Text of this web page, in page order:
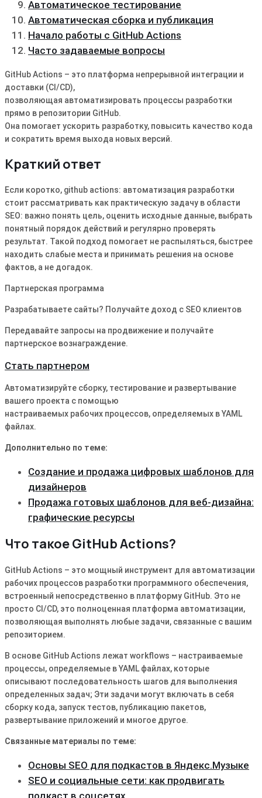
Автоматическое тестирование
Автоматическая сборка и публикация
Начало работы с GitHub Actions
Часто задаваемые вопросы
GitHub Actions – это платформа непрерывной интеграции и
доставки (CI/CD),
позволяющая автоматизировать процессы разработки
прямо в репозитории GitHub.
Она помогает ускорить разработку, повысить качество кода
и сократить время выхода новых версий.
Краткий ответ
Если коротко, github actions: автоматизация разработки
стоит рассматривать как практическую задачу в области
SEO: важно понять цель, оценить исходные данные, выбрать
понятный порядок действий и регулярно проверять
результат. Такой подход помогает не распыляться, быстрее
находить слабые места и принимать решения на основе
фактов, а не догадок.
Партнерская программа
Разрабатываете сайты? Получайте доход с SEO клиентов
Передавайте запросы на продвижение и получайте
партнерское вознаграждение.
Стать партнером
Автоматизируйте сборку, тестирование и развертывание
вашего проекта с помощью
настраиваемых рабочих процессов, определяемых в YAML
файлах.
Дополнительно по теме:
Создание и продажа цифровых шаблонов для
дизайнеров
Продажа готовых шаблонов для веб-дизайна:
графические ресурсы
Что такое GitHub Actions?
GitHub Actions – это мощный инструмент для автоматизации
рабочих процессов разработки программного обеспечения,
встроенный непосредственно в платформу GitHub. Это не
просто CI/CD, это полноценная платформа автоматизации,
позволяющая выполнять любые задачи, связанные с вашим
репозиторием.
В основе GitHub Actions лежат workflows – настраиваемые
процессы, определяемые в YAML файлах, которые
описывают последовательность шагов для выполнения
определенных задач; Эти задачи могут включать в себя
сборку кода, запуск тестов, публикацию пакетов,
развертывание приложений и многое другое.
Связанные материалы по теме:
Основы SEO для подкастов в Яндекс․Музыке
SEO и социальные сети: как продвигать
подкаст в соцсетях